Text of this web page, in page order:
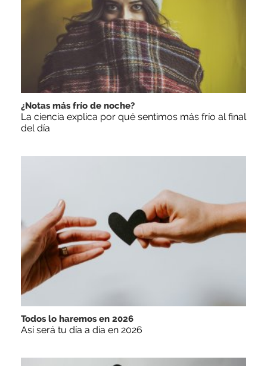
¿Notas más frío de noche?
La ciencia explica por qué sentimos más frío al final
del día
Todos lo haremos en 2026
Así será tu día a día en 2026